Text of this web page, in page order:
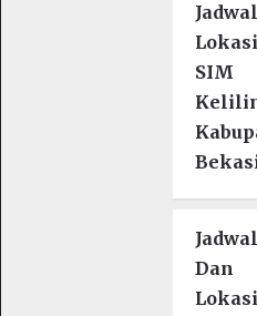
Lokasi
SIM
Jadwal
Dan
Lokasi